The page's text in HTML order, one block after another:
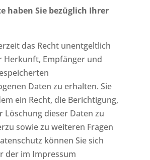
haben Sie bezüglich Ihrer
das Recht unentgeltlich
Herkunft, Empfänger und
Daten zu erhalten. Sie
ein Recht, die Berichtigung,
Löschung dieser Daten zu
sowie zu weiteren Fragen
können Sie sich
der im Impressum